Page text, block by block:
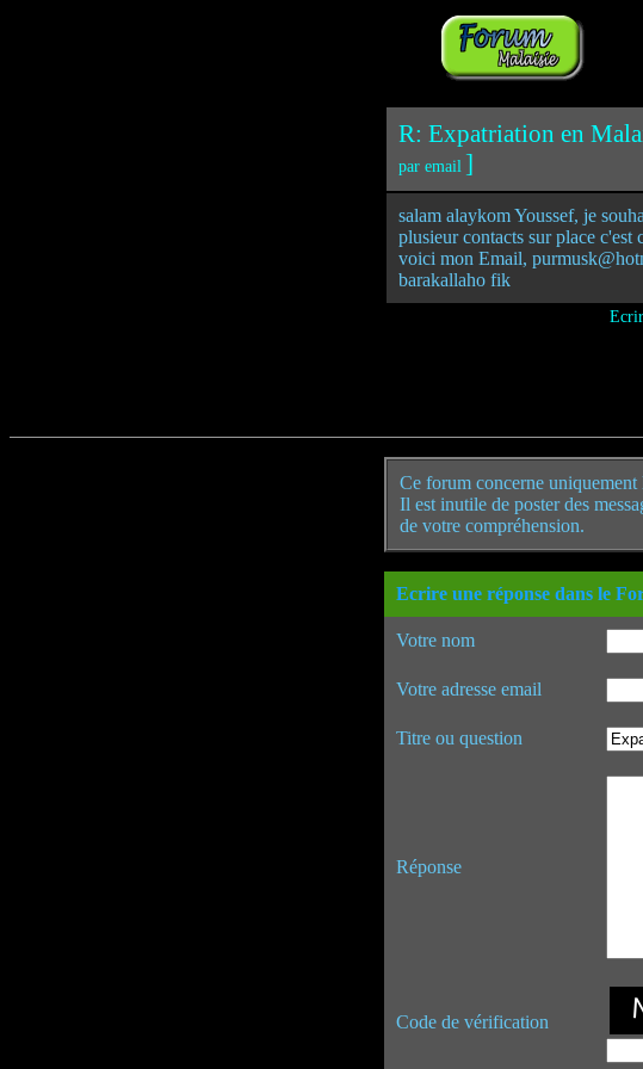
R: Expatriation en
par email ]
salam alaykom Youssef, je
plusieur contacts sur place c'est
voici mon Email,
barakallaho fik
Ce forum concerne uniquement
Il est inutile de poster des
de votre compréhension.
Ecrire une réponse dans le
Votre nom
Votre adresse email
Titre ou question
Réponse
Code de vérification